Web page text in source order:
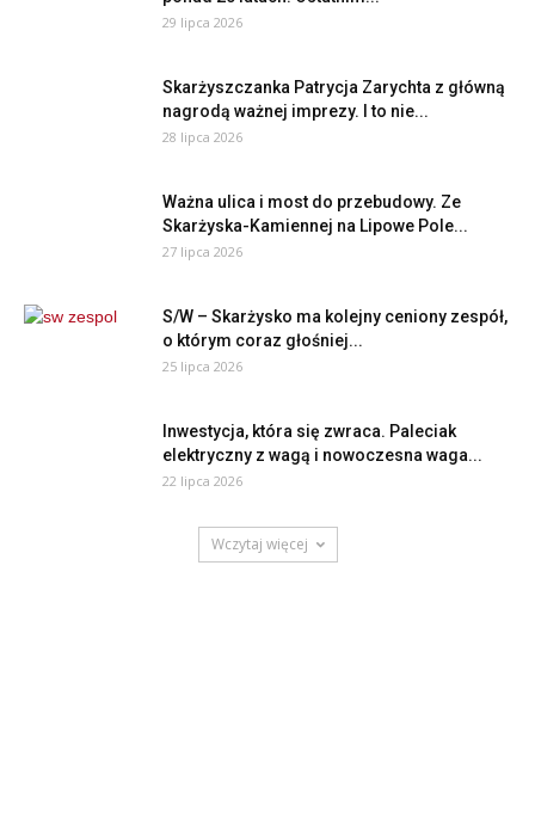
29 lipca 2026
Skarżyszczanka Patrycja Zarychta z główną
nagrodą ważnej imprezy. I to nie...
28 lipca 2026
Ważna ulica i most do przebudowy. Ze
Skarżyska-Kamiennej na Lipowe Pole...
27 lipca 2026
S/W – Skarżysko ma kolejny ceniony zespół,
o którym coraz głośniej...
25 lipca 2026
Inwestycja, która się zwraca. Paleciak
elektryczny z wagą i nowoczesna waga...
22 lipca 2026
Wczytaj więcej